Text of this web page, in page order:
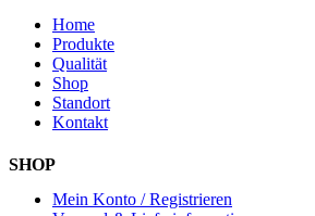
Home
Produkte
Qualität
Shop
Standort
Kontakt
SHOP
Mein Konto / Registrieren